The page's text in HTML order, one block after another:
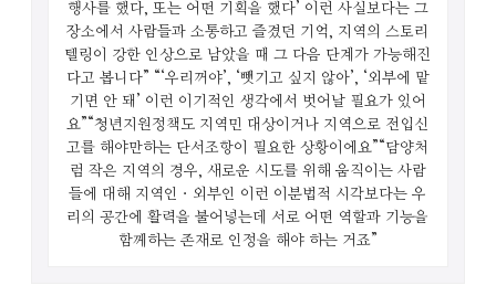
행사를 했다, 또는 어떤 기획을 했다’ 이런 사실보다는 그
장소에서 사람들과 소통하고 즐겼던 기억, 지역의 스토리
텔링이 강한 인상으로 남았을 때 그 다음 단계가 가능해진
다고 봅니다”
“‘우리꺼야’, ‘뺏기고 싶지 않아’, ‘외부에 맡
기면 안 돼’ 이런 이기적인 생각에서 벗어날 필요가 있어
요” “청년지원정책도 지역민 대상이거나 지역으로 전입신
고를 해야만하는 단서조항이 필요한 상황이에요”
“담양처
럼 작은 지역의 경우, 새로운 시도를 위해 움직이는 사람
들에 대해 지역인ㆍ외부인 이런 이분법적 시각보다는 우
리의 공간에 활력을 불어넣는데 서로 어떤 역할과 기능을
함께하는 존재로 인정을 해야 하는 거죠”